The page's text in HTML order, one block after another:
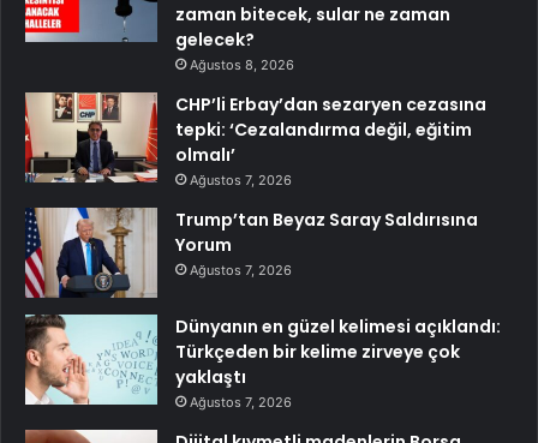
zaman bitecek, sular ne zaman
gelecek?
Ağustos 8, 2026
CHP’li Erbay’dan sezaryen cezasına
tepki: ‘Cezalandırma değil, eğitim
olmalı’
Ağustos 7, 2026
Trump’tan Beyaz Saray Saldırısına
Yorum
Ağustos 7, 2026
Dünyanın en güzel kelimesi açıklandı:
Türkçeden bir kelime zirveye çok
yaklaştı
Ağustos 7, 2026